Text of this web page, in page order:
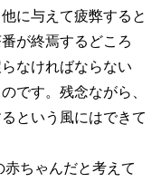
に与えて疲弊すると
が終焉するどころ
なければならない
です。残念ながら、
という風にはできて
ちゃんだと考えて